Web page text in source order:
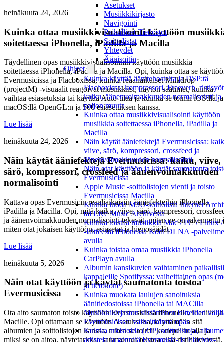
Asetukset
Musiikkikirjasto
Navigointi
Paikalliset Tiedostot
Soittolistat
Yhteydet
Äänisoitin
Ohjeet
Kuinka käyttää äänitehosteita ja DSP:tä
Flacboxissa: kompressori, Freeverb,
kaiku, äänenvoimakkuuden normalisointi ja
paljon muuta
Kuinka ottaa musiikkivisualisointi käyttöön
musiikkia soitettaessa iPhonella, iPadilla ja
Macilla
Näin käytät ääniefektejä Evermusicissa:
viive, särö, kompressori, crossfeed ja
äänenvoimakkuuden normalisointi
Näin otat käyttöön ja käytät saumatonta
Evermusicissa
Apple Music -soittolistojen vienti ja toisto
Evermusicissa Macilla
Kuinka luoda M3U-soittolista Internet
tai Live Music Archivesta
Kuinka toistaa musiikkia Mac / PC / Linux
-laitteesta iPhonessa Kodi DLNA -
avulla
Kuinka toistaa omaa musiikkia iPhonella
CarPlayn avulla
Albumin kansikuvien vaihtaminen
kappaleille Spotifyssa: vaiheittainen opas
ja tietokone)
Kuinka muokata laulujen sanoituksia
äänitiedostoissa iPhonella tai MACilla
Musiikkikirjaston siirtäminen laitteiden
Evermusicissa: vaiheittainen opas
Kuinka arkistoida (ZIP) soittolistoja,
artisteja ja genrejä Evermusic- ja Flacbox-
heinäkuuta 24, 2026
Kuinka ottaa musiikkivisualisointi käyttöön
soitettaessa iPhonella, iPadilla ja Macilla
Täydellinen opas musiikkivisualisoinnin käyttöön musiikkia
soitettaessa iPhonella, iPadilla ja Macilla. Opi, kuinka ottaa se
Evermusicissa ja Flacboxissa, kuinka reaaliaikaiset Milkdrop
(projectM) -visuaalit reagoivat musiikkiisi, näytön säätimet, kuinka
vaihtaa esiasetuksia tai käyttää Auto-tilaa ja kuinka se toimii iOS:llä ja
macOS:llä OpenGL:n ja 500 esiasetuksen kanssa.
Lue lisää
heinäkuuta 24, 2026
Näin käytät ääniefektejä Evermusicissa: kaiku, viive,
särö, kompressori, crossfeed ja äänenvoimakkuuden
normalisointi
Kattava opas Evermusicin reaaliaikaisiin ääniefekteihin iPhonella,
iPadilla ja Macilla. Opi, mitä kaiku, viive, särö, kompressori,
ja äänenvoimakkuuden normalisointi tekevät, miten ne on rakennettu
miten otat jokaisen käyttöön, esiasetat ja hienosäädät.
Lue lisää
heinäkuuta 5, 2026
Näin otat käyttöön ja käytät saumatonta toistoa
Evermusicissa
Ota aito saumaton toisto käyttöön Evermusicissa iPhonelle, iPadille ja
Macille. Opi ottamaan se käyttöön Asetuksissa, käyttämään sitä
albumien ja soittolistojen kanssa, miten se toimii konepellin alla ja
miksi se on aitoa, näytetarkkaa saumatonta toistoa eikä ristihäivytystä.